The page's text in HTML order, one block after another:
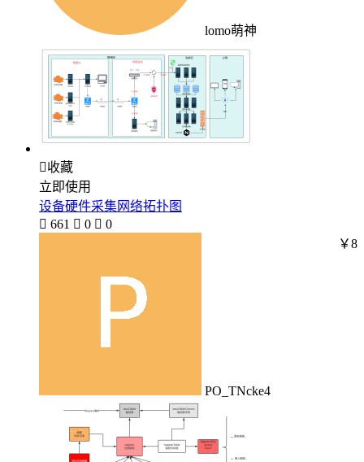
lomo萌神
收藏
立即使用
设备硬件采集网络拓扑图
 661  0  0
PO_TNcke4
￥8